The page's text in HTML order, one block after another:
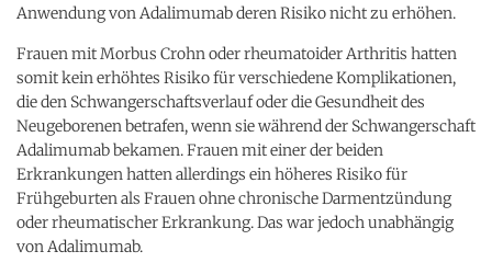
Anwendung von Adalimumab deren Risiko nicht zu erhöhen.
Frauen mit Morbus Crohn oder rheumatoider Arthritis hatten
somit kein erhöhtes Risiko für verschiedene Komplikationen,
die den Schwangerschaftsverlauf oder die Gesundheit des
Neugeborenen betrafen, wenn sie während der Schwangerschaft
Adalimumab bekamen. Frauen mit einer der beiden
Erkrankungen hatten allerdings ein höheres Risiko für
Frühgeburten als Frauen ohne chronische Darmentzündung
oder rheumatischer Erkrankung. Das war jedoch unabhängig
von Adalimumab.